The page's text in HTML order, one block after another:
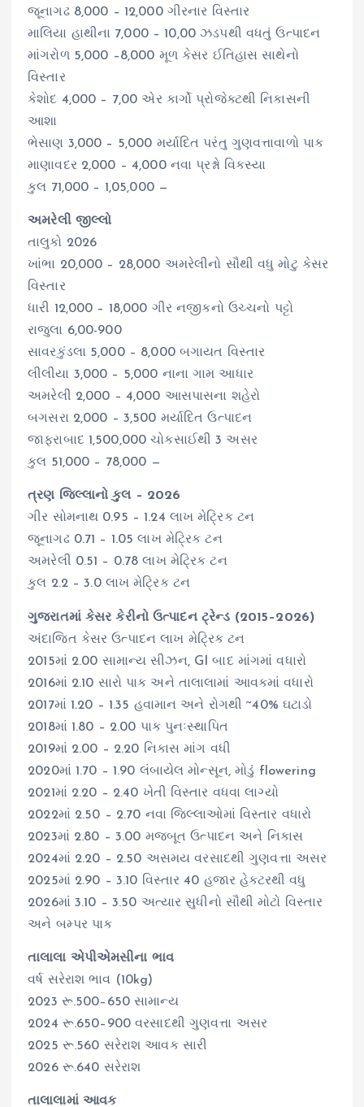
જૂનાગઢ 8,000 – 12,000 ગીરનાર વિસ્તાર
માલિયા હાથીના 7,000 – 10,00 ઝડપથી વધતું ઉત્પાદન
માંગરોળ 5,000 –8,000 મૂળ કેસર ઈતિહાસ સાથેનો
વિસ્તાર
કેશોદ 4,000 – 7,00 એર કાર્ગો પ્રોજેક્ટથી નિકાસની
આશા
ભેસાણ 3,000 – 5,000 મર્યાદિત પરંતુ ગુણવત્તાવાળો પાક
માણાવદર 2,000 – 4,000 નવા પ્રશ્નો વિકસ્યા
કુલ 71,000 – 1,05,000 —
અમરેલી જીલ્લો
તાલુકો 2026
ખાંભા 20,000 – 28,000 અમરેલીનો સૌથી વધુ મોટુ કેસર
વિસ્તાર
ધારી 12,000 – 18,000 ગીર નજીકનો ઉચ્ચનો પટ્ટો
રાજુલા 6,00-900
સાવરકુંડલા 5,000 – 8,000 બગાયત વિસ્તાર
લીલીયા 3,000 – 5,000 નાના ગામ આધાર
અમરેલી 2,000 – 4,000 આસપાસના શહેરો
બગસરા 2,000 – 3,500 મર્યાદિત ઉત્પાદન
જાફરાબાદ 1,500,000 ચોકસાઈથી 3 અસર
કુલ 51,000 – 78,000 —
ત્રણ જિલ્લાનો કુલ – 2026
ગીર સોમનાથ 0.95 – 1.24 લાખ મેટ્રિક ટન
જૂનાગઢ 0.71 – 1.05 લાખ મેટ્રિક ટન
અમરેલી 0.51 – 0.78 લાખ મેટ્રિક ટન
કુલ 2.2 – 3.0 લાખ મેટ્રિક ટન
ગુજરાતમાં કેસર કેરીનો ઉત્પાદન ટ્રેન્ડ (2015–2026)
અંદાજિત કેસર ઉત્પાદન લાખ મેટ્રિક ટન
2015માં 2.00 સામાન્ય સીઝન, GI બાદ માંગમાં વધારો
2016માં 2.10 સારો પાક અને તાલાલામાં આવકમાં વધારો
2017માં 1.20 – 1.35 હવામાન અને રોગથી ~40% ઘટાડો
2018માં 1.80 – 2.00 પાક પુનઃસ્થાપિત
2019માં 2.00 – 2.20 નિકાસ માંગ વધી
2020માં 1.70 – 1.90 લંબાયેલ મોન્સૂન, મોડું flowering
2021માં 2.20 – 2.40 ખેતી વિસ્તાર વધવા લાગ્યો
2022માં 2.50 – 2.70 નવા જિલ્લાઓમાં વિસ્તાર વધારો
2023માં 2.80 – 3.00 મજબૂત ઉત્પાદન અને નિકાસ
2024માં 2.20 – 2.50 અસમય વરસાદથી ગુણવત્તા અસર
2025માં 2.90 – 3.10 વિસ્તાર 40 હજાર હેક્ટરથી વધુ
2026માં 3.10 – 3.50 અત્યાર સુધીનો સૌથી મોટો વિસ્તાર
અને બમ્પર પાક
તાલાલા એપીએમસીના ભાવ
વર્ષ સરેરાશ ભાવ (10kg)
2023 રૂ.500–650 સામાન્ય
2024 રૂ.650–900 વરસાદથી ગુણવત્તા અસર
2025 રૂ.560 સરેરાશ આવક સારી
2026 રૂ.640 સરેરાશ
તાલાલામાં આવક